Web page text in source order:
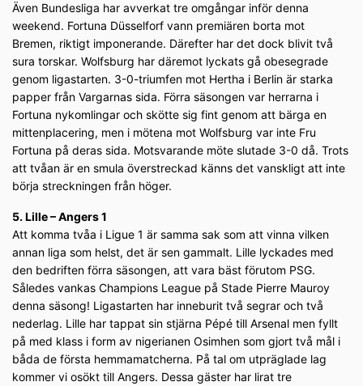
Även Bundesliga har avverkat tre omgångar inför denna
weekend. Fortuna Düsselforf vann premiären borta mot
Bremen, riktigt imponerande. Därefter har det dock blivit två
sura torskar. Wolfsburg har däremot lyckats gå obesegrade
genom ligastarten. 3-0-triumfen mot Hertha i Berlin är starka
papper från Vargarnas sida. Förra säsongen var herrarna i
Fortuna nykomlingar och skötte sig fint genom att bärga en
mittenplacering, men i mötena mot Wolfsburg var inte Fru
Fortuna på deras sida. Motsvarande möte slutade 3-0 då. Trots
att tvåan är en smula överstreckad känns det vanskligt att inte
börja streckningen från höger.
5. Lille – Angers 1
Att komma tvåa i Ligue 1 är samma sak som att vinna vilken
annan liga som helst, det är sen gammalt. Lille lyckades med
den bedriften förra säsongen, att vara bäst förutom PSG.
Således vankas Champions League på Stade Pierre Mauroy
denna säsong! Ligastarten har inneburit två segrar och två
nederlag. Lille har tappat sin stjärna Pépé till Arsenal men fyllt
på med klass i form av nigerianen Osimhen som gjort två mål i
båda de första hemmamatcherna. På tal om utpräglade lag
kommer vi osökt till Angers. Dessa gäster har lirat tre